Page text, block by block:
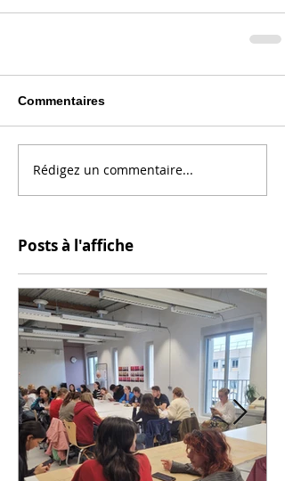
Commentaires
Rédigez un commentaire...
Posts à l'affiche